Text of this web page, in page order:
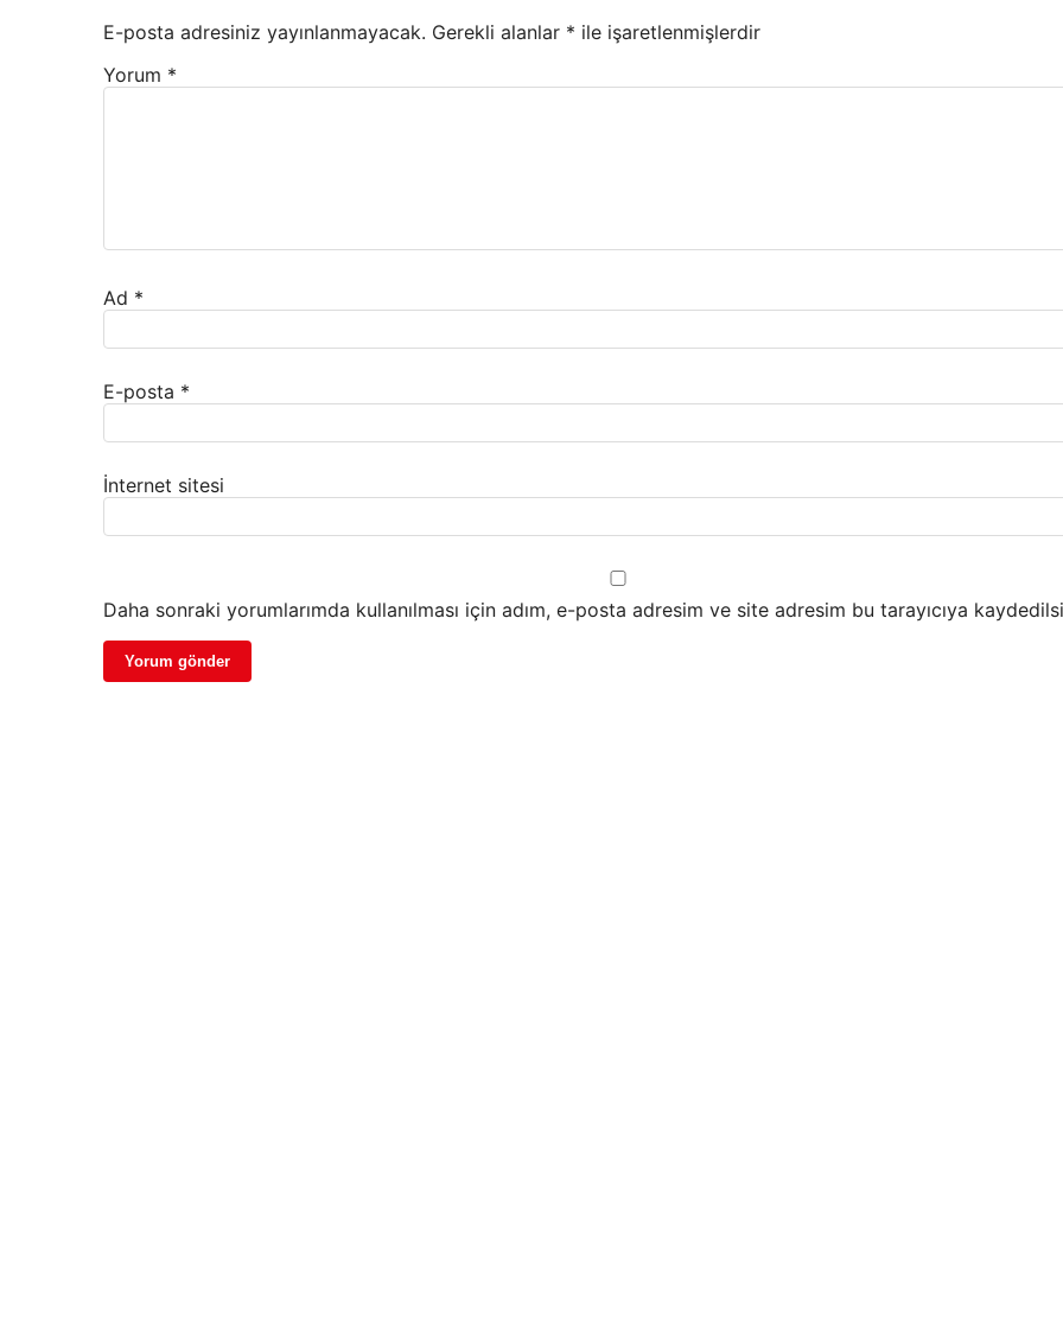
E-posta adresiniz yayınlanmayacak. Gerekli alanlar * ile işaretlenmişlerdir
Yorum *
Ad *
E-posta *
İnternet sitesi
Daha sonraki yorumlarımda kullanılması için adım, e-posta adresim ve site adresim bu tarayıcıya